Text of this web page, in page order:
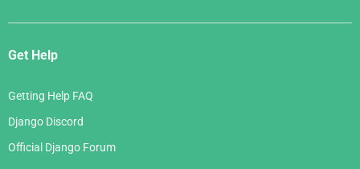
Get Help
Getting Help FAQ
Django Discord
Official Django Forum